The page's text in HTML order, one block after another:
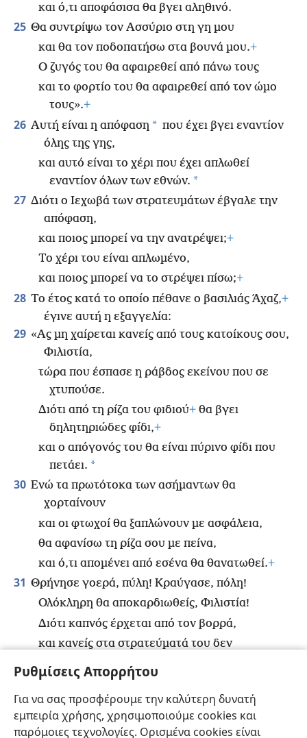
Ρυθμίσεις Απορρήτου
Για να σας προσφέρουμε την καλύτερη δυνατή
εμπειρία χρήσης, χρησιμοποιούμε cookies και
παρόμοιες τεχνολογίες. Ορισμένα cookies είναι
και ό,τι αποφάσισα θα βγει αληθινό.
25 Θα συντρίψω τον Ασσύριο στη γη μου
και θα τον ποδοπατήσω στα βουνά μου.+
Ο ζυγός του θα αφαιρεθεί από πάνω τους
και το φορτίο του θα αφαιρεθεί από τον ώμο
τους».+
26 Αυτή είναι η απόφαση * που έχει βγει εναντίον
όλης της γης,
και αυτό είναι το χέρι που έχει απλωθεί
εναντίον όλων των εθνών. *
27 Διότι ο Ιεχωβά των στρατευμάτων έβγαλε την
απόφαση,
και ποιος μπορεί να την ανατρέψει;+
Το χέρι του είναι απλωμένο,
και ποιος μπορεί να το στρέψει πίσω;+
28 Το έτος κατά το οποίο πέθανε ο βασιλιάς Άχαζ,+
έγινε αυτή η εξαγγελία:
29 «Ας μη χαίρεται κανείς από τους κατοίκους σου,
Φιλιστία,
τώρα που έσπασε η ράβδος εκείνου που σε
χτυπούσε.
Διότι από τη ρίζα του φιδιού+ θα βγει
δηλητηριώδες φίδι,+
και ο απόγονός του θα είναι πύρινο φίδι που
πετάει. *
30 Ενώ τα πρωτότοκα των ασήμαντων θα
χορταίνουν
και οι φτωχοί θα ξαπλώνουν με ασφάλεια,
θα αφανίσω τη ρίζα σου με πείνα,
και ό,τι απομένει από εσένα θα θανατωθεί.+
31 Θρήνησε γοερά, πύλη! Κραύγασε, πόλη!
Ολόκληρη θα αποκαρδιωθείς, Φιλιστία!
Διότι καπνός έρχεται από τον βορρά,
και κανείς στα στρατεύματά του δεν
32
Τι θα απαντήσουν στους αγγελιοφόρους του
έθνους;
Ότι ο Ιεχωβά έβαλε τα θεμέλια της Σιών+